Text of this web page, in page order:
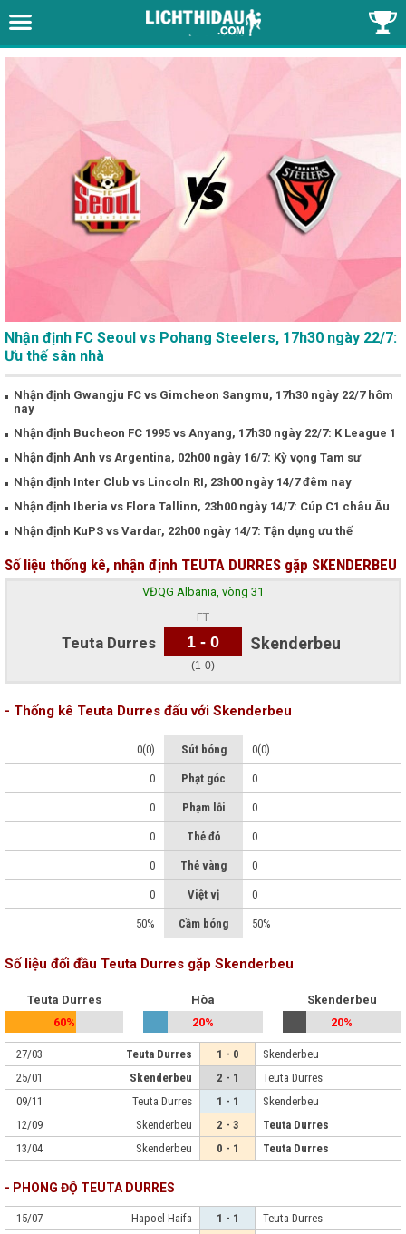
Nhận định FC Seoul vs Pohang Steelers, 17h30 ngày 22/7:
Ưu thế sân nhà
Nhận định Gwangju FC vs Gimcheon Sangmu, 17h30 ngày 22/7 hôm
nay
Nhận định Bucheon FC 1995 vs Anyang, 17h30 ngày 22/7: K League 1
Nhận định Anh vs Argentina, 02h00 ngày 16/7: Kỳ vọng Tam sư
Nhận định Inter Club vs Lincoln RI, 23h00 ngày 14/7 đêm nay
Nhận định Iberia vs Flora Tallinn, 23h00 ngày 14/7: Cúp C1 châu Âu
Nhận định KuPS vs Vardar, 22h00 ngày 14/7: Tận dụng ưu thế
Số liệu thống kê, nhận định TEUTA DURRES gặp SKENDERBEU
VĐQG Albania, vòng 31
Teuta Durres
FT
1 - 0
(1-0)
Skenderbeu
- Thống kê Teuta Durres đấu với Skenderbeu
0(0) Sút bóng 0(0)
0 Phạt góc 0
0 Phạm lỗi 0
0 Thẻ đỏ 0
0 Thẻ vàng 0
0 Việt vị 0
50% Cầm bóng 50%
Số liệu đối đầu Teuta Durres gặp Skenderbeu
Teuta Durres
60%
Hòa
20%
Skenderbeu
20%
27/03 Teuta Durres 1 - 0
Skenderbeu
25/01
Skenderbeu 2 - 1
Teuta Durres
09/11
Teuta Durres 1 - 1
Skenderbeu
12/09
Skenderbeu 2 - 3
Teuta Durres
13/04
Skenderbeu 0 - 1 Teuta Durres
- PHONG ĐỘ TEUTA DURRES
15/07 Hapoel Haifa 1 - 1
Teuta Durres